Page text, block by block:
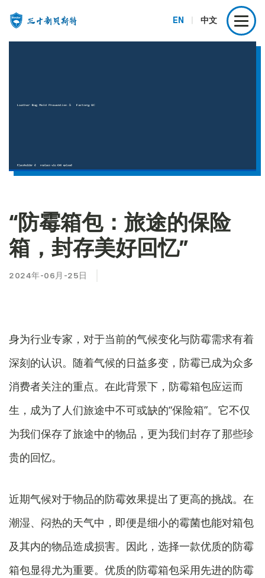
EN 中文
“防霉箱包：旅途的保险
箱，封存美好回忆”
2024年-06月-25日
身为行业专家，对于当前的气候变化与防霉需求有着
深刻的认识。随着气候的日益多变，防霉已成为众多
消费者关注的重点。在此背景下，防霉箱包应运而
生，成为了人们旅途中不可或缺的“保险箱”。它不仅
为我们保存了旅途中的物品，更为我们封存了那些珍
贵的回忆。
近期气候对于物品的防霉效果提出了更高的挑战。在
潮湿、闷热的天气中，即便是细小的霉菌也能对箱包
及其内的物品造成损害。因此，选择一款优质的防霉
箱包显得尤为重要。优质的防霉箱包采用先进的防霉